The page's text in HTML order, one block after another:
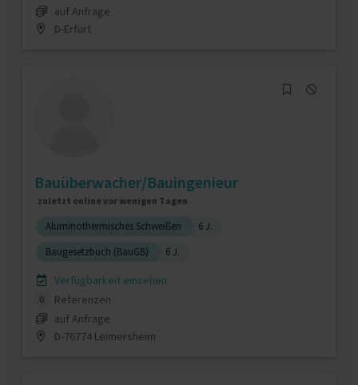
auf Anfrage
D-Erfurt
Bauüberwacher/Bauingenieur
zuletzt online vor wenigen Tagen
Aluminothermisches Schweißen
6 J.
Baugesetzbuch (BauGB)
6 J.
Verfügbarkeit einsehen
0
Referenzen
auf Anfrage
D-76774 Leimersheim